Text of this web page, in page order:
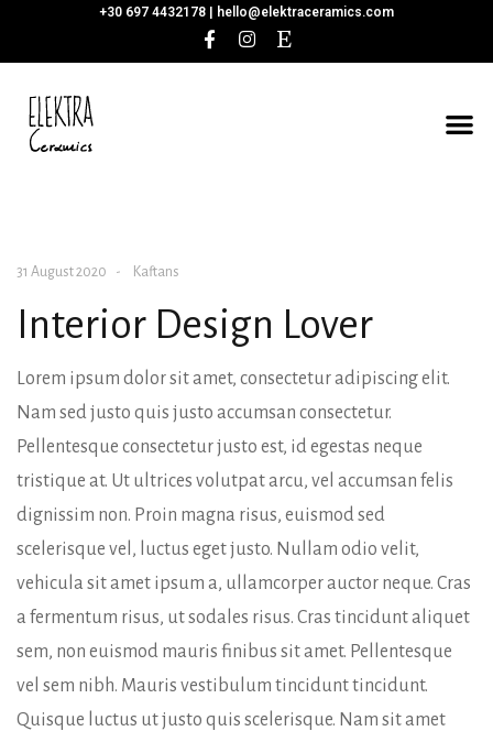
+30 697 4432178 | hello@elektraceramics.com
31 August 2020 Kaftans
Interior Design Lover
Lorem ipsum dolor sit amet, consectetur adipiscing elit.
Nam sed justo quis justo accumsan consectetur.
Pellentesque consectetur justo est, id egestas neque
tristique at. Ut ultrices volutpat arcu, vel accumsan felis
dignissim non. Proin magna risus, euismod sed
scelerisque vel, luctus eget justo. Nullam odio velit,
vehicula sit amet ipsum a, ullamcorper auctor neque. Cras
a fermentum risus, ut sodales risus. Cras tincidunt aliquet
sem, non euismod mauris finibus sit amet. Pellentesque
vel sem nibh. Mauris vestibulum tincidunt tincidunt.
Quisque luctus ut justo quis scelerisque. Nam sit amet